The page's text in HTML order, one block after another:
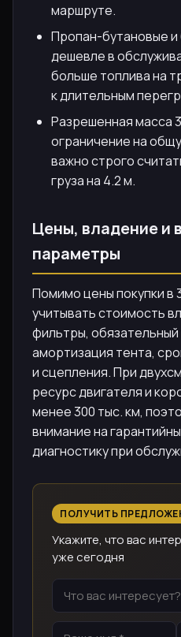
маршруте.
Пропан-бутановые
дешевле в
больше топлива на
к длительным
Разрешенная масса
ограничение на
важно строго
груза на 4.2 м.
Цены, владение и
параметры
Помимо цены покупки в
учитывать стоимость
фильтры,
амортизация тента,
и сцепления. При
ресурс двигателя и
менее 300 тыс. км,
внимание на
диагностику при
ПОЛУЧИТЬ
Укажите, что вас
уже сегодня